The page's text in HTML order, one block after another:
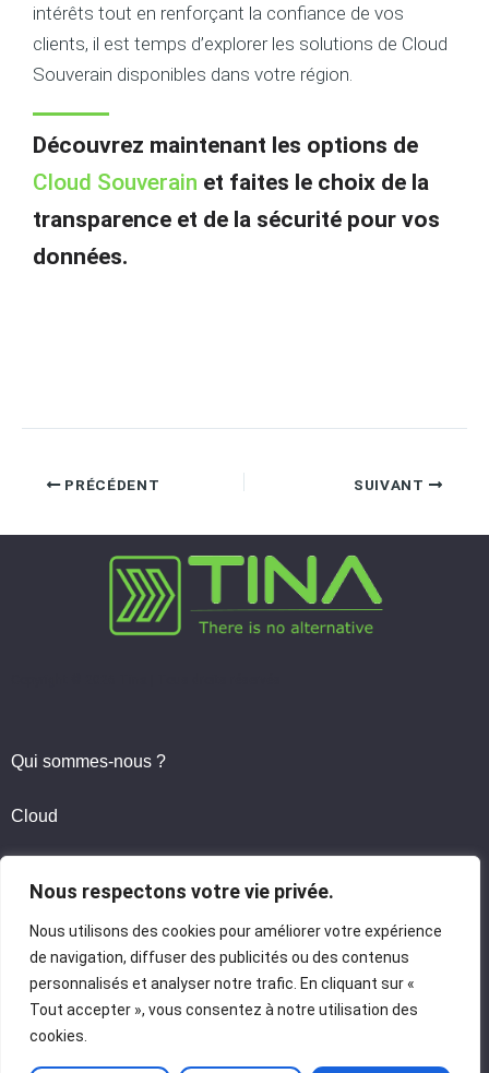
Nous respectons votre vie privée.
Nous utilisons des cookies pour améliorer votre expérience
de navigation, diffuser des publicités ou des contenus
personnalisés et analyser notre trafic. En cliquant sur «
Tout accepter », vous consentez à notre utilisation des
cookies.
intérêts tout en renforçant la confiance de vos
clients, il est temps d’explorer les solutions de Cloud
Souverain disponibles dans votre région.
Découvrez maintenant les options de
Cloud Souverain et faites le choix de la
transparence et de la sécurité pour vos
données.
PRÉCÉDENT SUIVANT
Qui sommes-nous ?
Cloud
Mentions légales
Politique de confidentialité